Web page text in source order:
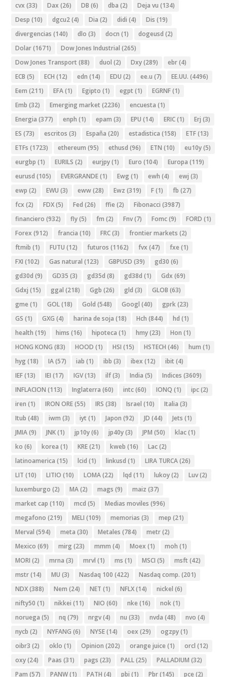
cvx (33) Dax (26) DB (6) dba (2) Deja vu (134)
Desp (10) dgcu2(4) Dia (2) didi (4) Dis (19)
divergencias (140) dlo (3) docn (1) dogeusd (2)
Dolar(1671) Dow Jones Industrial (265)
Dow Jones Transport (88) duol (2) Dxy(289) ebr(4)
ECB (5) ECH (12) edn (14) EDU (2) ee.u (7) EE.UU. (4496)
Eem (211) EFA(1) Egipto (1) egpt (1) EGRNF(1)
Emb (32) Emerging market (2236) encuesta (1)
Energia (377) enph (1) epam (3) EPU (14) ERIC(1) Erj (3)
ES (73) escritos (3) España (20) estadistica (158) ETF(13)
ETFs (1723) ethereum (95) ethusd (96) ETN (10) eu10y(5)
eurgbp (1) EURILS (2) eurjpy(1) Euro (104) Europa (119)
eurusd (105) EVERGRANDE(1) Ewg (1) ewh (4) ewj (3)
ewp (2) EWU (3) eww(28) Ewz (319) F(1) fb (27)
fcx (2) FDX(5) Fed (26) ffie (2) Fibonacci (3987)
financiero (932) fly(5) fm (2) Fnv(7) Fomc(9) FORD (1)
Forex (912) francia (10) FRC(3) frontier markets (2)
ftmib (1) FUTU (12) futuros (1162) fvx (47) fxe (1)
FXI (102) Gas natural (123) GBPUSD (39) gd30 (6)
gd30d (9) GD35 (3) gd35d (8) gd38d (1) Gdx (69)
Gdxj (15) ggal (218) Ggb (26) gld (3) GLOB (63)
gme (1) GOL(18) Gold (548) Googl (40) gprk(23)
GS (1) GXG (4) harina de soja (18) Hch (844) hd (1)
health (19) hims (16) hipoteca (1) hmy(23) Hon (1)
HONG KONG (83) HOOD (1) HSI (15) HSTECH (46) hum (1)
hyg (18) IA(57) iab (1) ibb (3) ibex (12) ibit (4)
IEF(13) IEI (17) IGV(13) ilf(3) India (5) Indices (3609)
INFLACION (113) Inglaterra (60) intc(60) IONQ (1) ipc(2)
iren (1) IRON ORE(55) IRS (38) Israel (10) Italia (3)
Itub (48) iwm (3) iyt (1) Japon (92) JD (44) Jets (1)
JMIA(9) JNK(1) jp10y(6) jp40y(3) JPM (50) klac(1)
ko (6) korea (1) KRE(21) kweb (16) Lac(2)
latinoamerica (15) lcid (1) linkusd (1) LIRA TURCA(26)
LIT (10) LITIO (10) LOMA(22) lqd (11) lukoy(2) Luv(2)
luxemburgo (2) MA(2) mags (9) maiz (37)
market cap (110) mcd (5) Medias moviles (996)
megafono (219) MELI (109) memorias (3) mep (21)
Merval (594) meta (30) Metales (784) metr(2)
Mexico (69) mirg (23) mmm (4) Moex (1) moh (1)
MORI (2) mrna (3) mrvl (1) ms (1) MSCI (5) msft (42)
mstr(14) MU (3) Nasdaq 100 (422) Nasdaq comp. (201)
NDX(388) Nem (24) NET (1) NFLX(14) nickel (6)
nifty50 (1) nikkei (11) NIO (60) nke (16) nok(1)
noruega (5) nq (79) nrgv(4) nu (33) nvda (48) nvo (4)
nycb (2) NYFANG (6) NYSE(14) oex (29) ogzpy(1)
oibr3 (2) oklo (1) Opinion (202) orange juice (1) orcl (12)
oxy(24) Paas (31) pags (23) PALL(25) PALLADIUM (32)
Pam (57) PANW(1) PATH (4) pbi (1) Pbr(145) pce (2)